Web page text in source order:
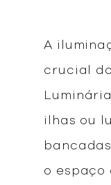
A
crucial
ilhas ou
o espaço